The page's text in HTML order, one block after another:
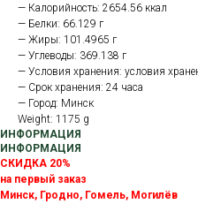
— Калорийность: 2654.56 ккал
— Белки: 66.129 г
— Жиры: 101.4965 г
— Углеводы: 369.138 г
— Условия хранения: условия
— Срок хранения: 24 часа
— Город: Минск
Weight: 1175 g
ИНФОРМАЦИЯ
ИНФОРМАЦИЯ
СКИДКА 20%
на первый заказ
Минск, Гродно, Гомель, Могилёв